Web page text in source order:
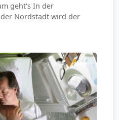
geht's In der
Nordstadt wird der